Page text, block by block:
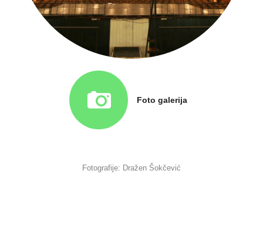
Foto galerija
Fotografije: Dražen Šokčević